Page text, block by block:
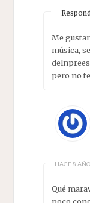
Me
música,
pero no
HACE 8
Qué
poco